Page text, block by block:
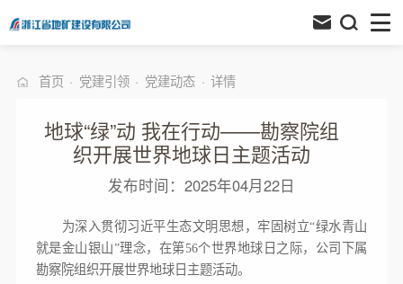
首页 · 党建引领 · 党建动态 · 详情
地球“绿”动 我在行动——勘察院组
织开展世界地球日主题活动
发布时间：2025年04月22日
为深入贯彻习近平生态文明思想，牢固树立“绿水青山
就是金山银山”理念，在第56个世界地球日之际，公司下属
勘察院组织开展世界地球日主题活动。